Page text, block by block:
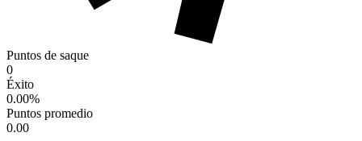
Puntos de saque
0
Éxito
0.00%
Puntos promedio
0.00